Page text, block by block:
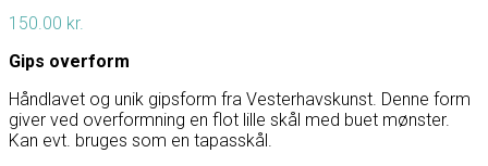
150.00 kr.
Gips overform
Håndlavet og unik gipsform fra Vesterhavskunst. Denne form
giver ved overformning en flot lille skål med buet mønster.
Kan evt. bruges som en tapasskål.